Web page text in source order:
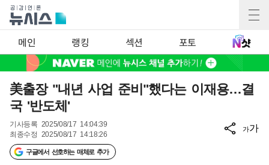
메인 랭킹 섹션 포토
美출장 "내년 사업 준비"했다는 이재용…결
국 '반도체'
기사등록 2025/08/17 14:04:39
최종수정 2025/08/17 14:18:26
구글에서 선호하는 매체로 추가
가가